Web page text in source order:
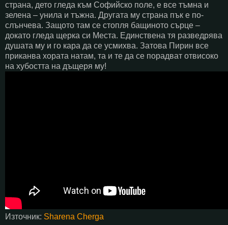
страна, дето гледа към Софийско поле, е все тъмна и
зелена – унила и тъжна. Другата му страна пък е по-
слънчева. Защото там се стопля бащиното сърце –
докато гледа щерка си Места. Единствена тя разведрява
душата му и го кара да се усмихва. Затова Пирин все
приканва хората натам, та и те да се порадват отвисоко
на хубостта на дъщеря му!
Източник: Sharena Cherga